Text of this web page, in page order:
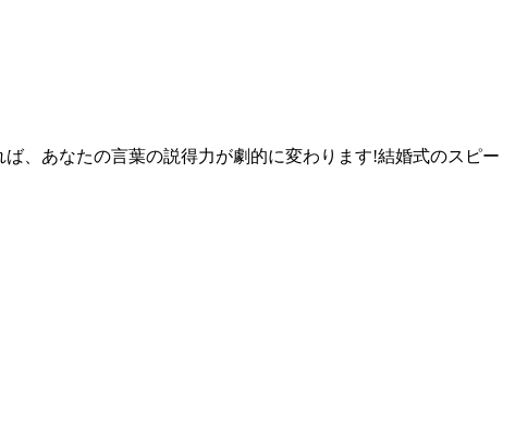
、あなたの言葉の説得力が劇的に変わります!結婚式のスピー